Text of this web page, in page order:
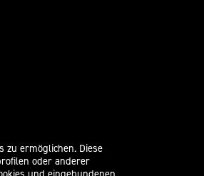
zu ermöglichen. Diese
oder anderer
und eingebundenen